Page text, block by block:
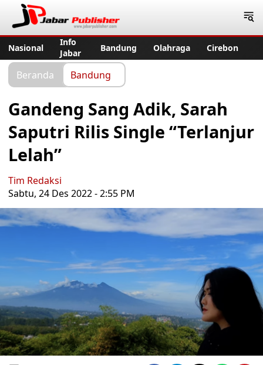
Nasional
Info
Jabar
Bandung Olahraga Cirebon
Beranda Bandung
Gandeng Sang Adik, Sarah
Saputri Rilis Single “Terlanjur
Lelah”
Tim Redaksi
Sabtu, 24 Des 2022 - 2:55 PM